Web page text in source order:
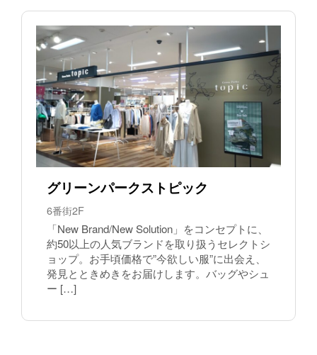
グリーンパークストピック
6番街2F
「New Brand/New Solution」をコンセプトに、
約50以上の人気ブランドを取り扱うセレクトシ
ョップ。お手頃価格で”今欲しい服”に出会え、
発見とときめきをお届けします。バッグやシュ
ー […]